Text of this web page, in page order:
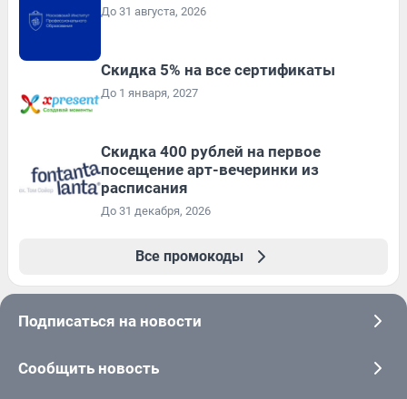
До 31 августа, 2026
Скидка 5% на все сертификаты
До 1 января, 2027
Cкидка 400 рублей на первое
посещение арт-вечеринки из
расписания
До 31 декабря, 2026
Все промокоды
Подписаться на новости
Сообщить новость